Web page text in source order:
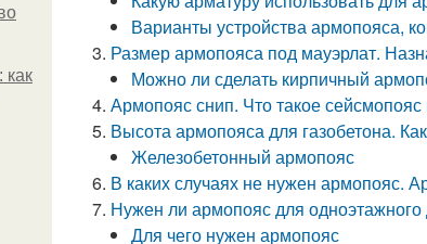
как
Варианты устройства армопояса,
Размер армопояса под мауэрлат.
Можно ли сделать кирпичный
Армопояс снип. Что такое
Высота армопояса для газобетона.
Железобетонный армопояс
В каких случаях не нужен армопояс.
Нужен ли армопояс для
Для чего нужен армопояс